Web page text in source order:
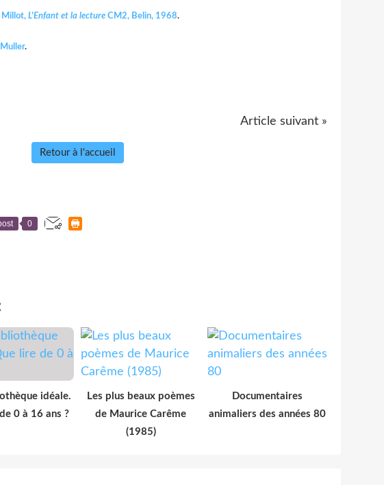
Millot, L'Enfant et la lecture CM2, Belin, 1968.
.
Article suivant »
Retour à l'accueil
0
idéale.
0 à 16 ans ?
Les plus beaux poèmes
de Maurice Carême
(1985)
Documentaires
animaliers des années 80